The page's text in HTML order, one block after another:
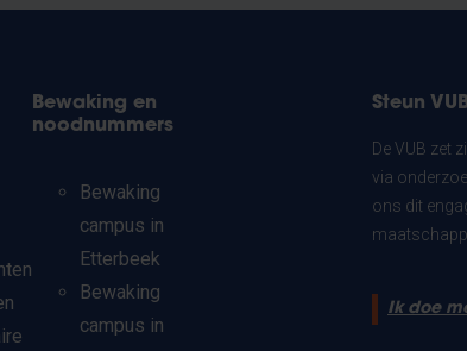
Bewaking en
noodnummers
Bewaking
campus in
Etterbeek
Bewaking
campus in
Steun
De VUB zet
via
ons dit
Ik doe